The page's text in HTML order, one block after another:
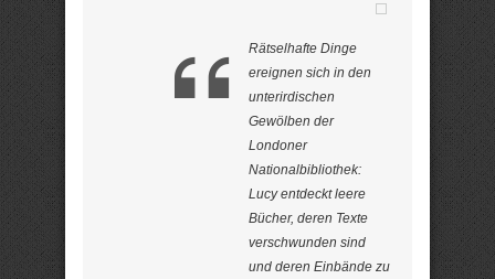
Rätselhafte Dinge
ereignen sich in den
unterirdischen
Gewölben der
Londoner
Nationalbibliothek:
Lucy entdeckt leere
Bücher, deren Texte
verschwunden sind
und deren Einbände zu